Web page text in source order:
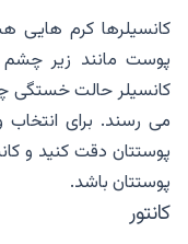
کانسیلرها کرم هایی
پوست مانند زیر چشم
کانسیلر حالت خستگی
می رسند. برای انتخاب
پوستتان دقت کنید و
پوستتان باشد.
کانتور